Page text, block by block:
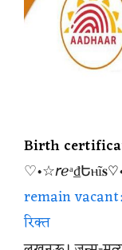
Birth
remain
रिक्त